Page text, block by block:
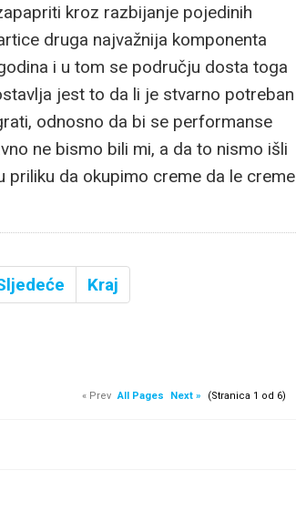
kroz razbijanje pojedinih
druga najvažnija komponenta
i u tom se području dosta toga
jest to da li je stvarno potreban
odnosno da bi se performanse
ne bismo bili mi, a da to nismo išli
da okupimo creme da le creme
Kraj
« Prev All Pages Next » (Stranica 1 od 6)